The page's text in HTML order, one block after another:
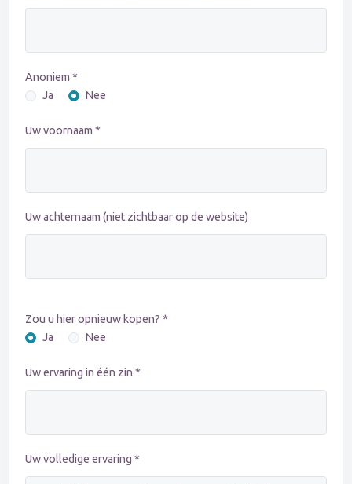
Anoniem *
Ja
Nee
Uw voornaam *
Uw achternaam (niet zichtbaar op de website)
Zou u hier opnieuw kopen? *
Ja
Nee
Uw ervaring in één zin *
Uw volledige ervaring *